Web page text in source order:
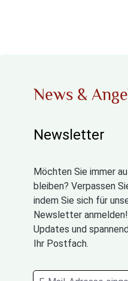
News &
Newsletter
Möchten Sie immer
bleiben? Verpassen
indem Sie sich für
Newsletter
Updates und
Ihr Postfach.